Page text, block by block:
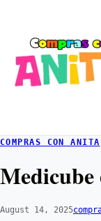
COMPRAS CON ANITA
Medicube
August 14, 2025